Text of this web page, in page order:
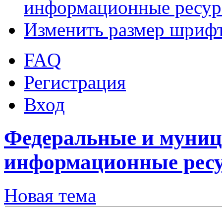
информационные
Изменить размер
FAQ
Регистрация
Вход
Федеральные и
информационные
Новая тема